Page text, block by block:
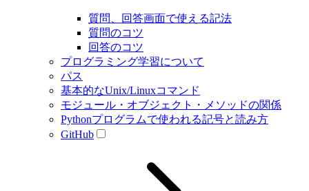
質問、回答画面で使える記法
質問のコツ
回答のコツ
プログラミング学習について
パス
基本的なUnix/Linuxコマンド
モジュール・オブジェクト・メソッドの関係
Pythonプログラムで使われる記号と読み方
GitHub